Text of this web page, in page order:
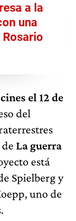
a la
una
el 12 de
del
La guerra
está
Spielberg y
uno de